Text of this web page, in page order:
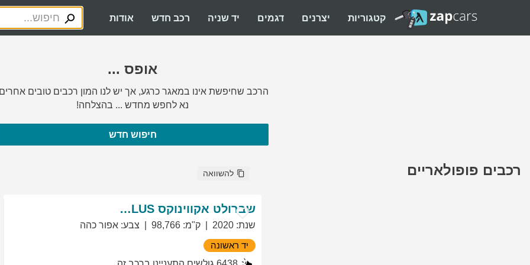
קטגוריות יצרנים דגמים יד שניה רכב חדש אודות
אופס ...
הרכב שחיפשת אינו במאגר כרגע, אך יש לנו המון רכבים טובים
נא לחפש מחדש ... בהצלחה!
חיפוש חדש
רכבים פופולאריים להשוואה
שברולט אקווינוקס LT PLUS
שנת:
2020 ק"מ:
98,766 צבע: אפור כהה
יד ראשונה